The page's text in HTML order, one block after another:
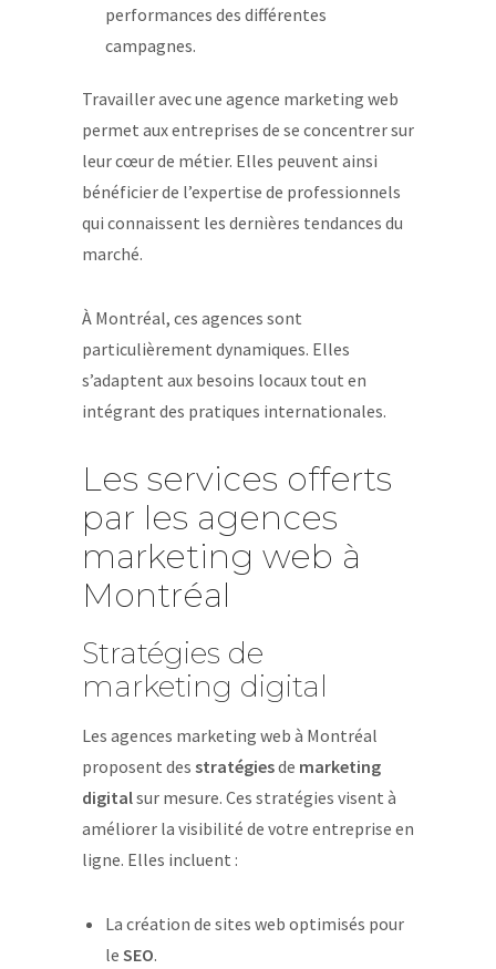
performances des différentes
campagnes.
Travailler avec une agence marketing web
permet aux entreprises de se concentrer sur
leur cœur de métier. Elles peuvent ainsi
bénéficier de l’expertise de professionnels
qui connaissent les dernières tendances du
marché.
À Montréal, ces agences sont
particulièrement dynamiques. Elles
s’adaptent aux besoins locaux tout en
intégrant des pratiques internationales.
Les services offerts
par les agences
marketing web à
Montréal
Stratégies de
marketing digital
Les agences marketing web à Montréal
proposent des stratégiesde marketing
digitalsur mesure. Ces stratégies visent à
améliorer la visibilité de votre entreprise en
ligne. Elles incluent :
La création de sites web optimisés pour
le SEO.